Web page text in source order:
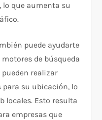
lo que aumenta su
puede ayudarte
de búsqueda
realizar
para su ubicación, lo
locales. Esto resulta
empresas que